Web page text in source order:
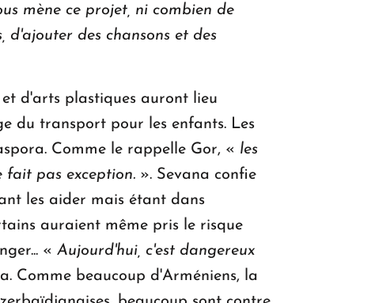
mène ce projet, ni combien de
d'ajouter des chansons et des
d'arts plastiques auront lieu
du transport pour les enfants. Les
Comme le rappelle Gor, « les
fait pas exception. ». Sevana confie
les aider mais étant dans
auraient même pris le risque
« Aujourd'hui, c'est dangereux
Comme beaucoup d'Arméniens, la